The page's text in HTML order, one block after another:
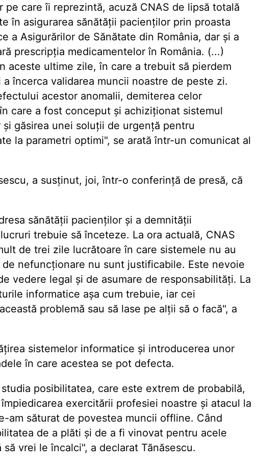
pe care îi reprezintă, acuză CNAS de lipsă totală
în asigurarea sănătății pacienților prin proasta
a Asigurărilor de Sănătate din România, dar și a
prescripția medicamentelor în România. (...)
aceste ultime zile, în care a trebuit să pierdem
încerca validarea muncii noastre de peste zi.
acestor anomalii, demiterea celor
care a fost conceput și achiziționat sistemul
găsirea unei soluții de urgență pentru
la parametri optimi", se arată într-un comunicat al
a susținut, joi, într-o conferință de presă, că
sănătății pacienților și a demnității
trebuie să înceteze. La ora actuală, CNAS
de trei zile lucrătoare în care sistemele nu au
nefuncționare nu sunt justificabile. Este nevoie
vedere legal și de asumare de responsabilități. La
informatice așa cum trebuie, iar cei
problemă sau să lase pe alții să o facă", a
sistemelor informatice și introducerea unor
în care acestea se pot defecta.
posibilitatea, care este extrem de probabilă,
exercitării profesiei noastre și atacul la
am săturat de povestea muncii offline. Când
de a plăti și de a fi vinovat pentru acele
vrei le încalci", a declarat Tănăsescu.